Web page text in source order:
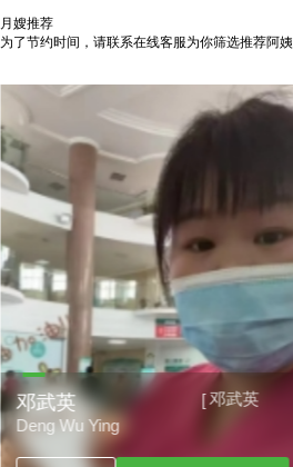
月嫂推荐
为了节约时间，请联系在线客服为你筛选推荐阿姨
[ 邓武英
邓武英
Deng Wu Ying